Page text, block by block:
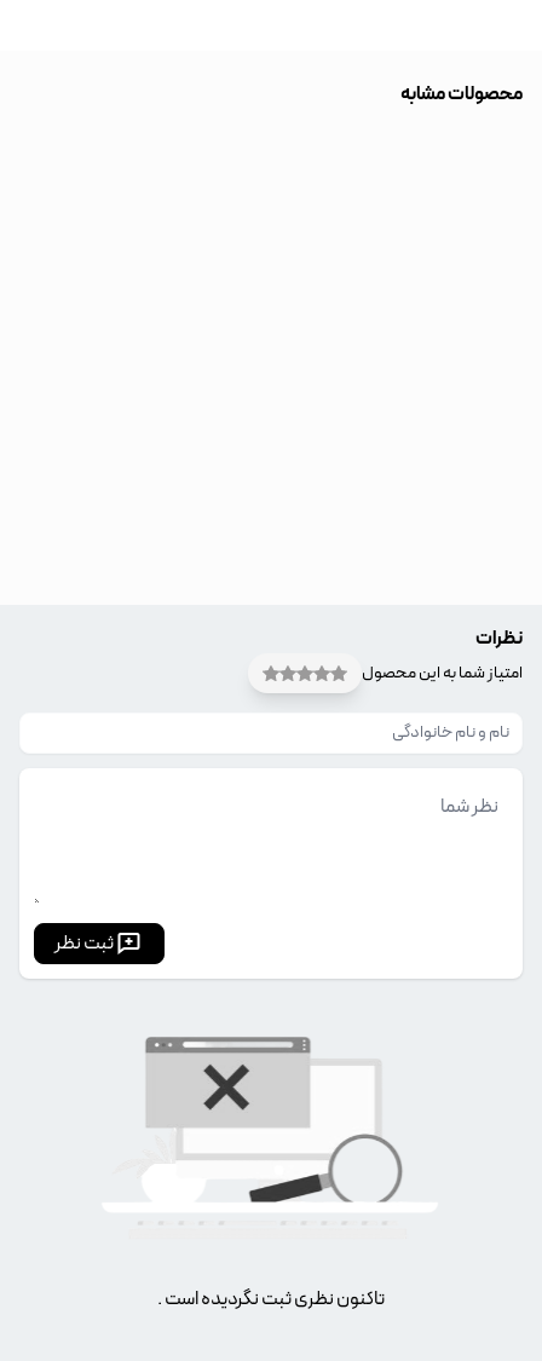
محصولات مشابه
نظرات
امتیاز شما به این محصول
ثبت نظر
تاکنون نظری ثبت نگردیده است .